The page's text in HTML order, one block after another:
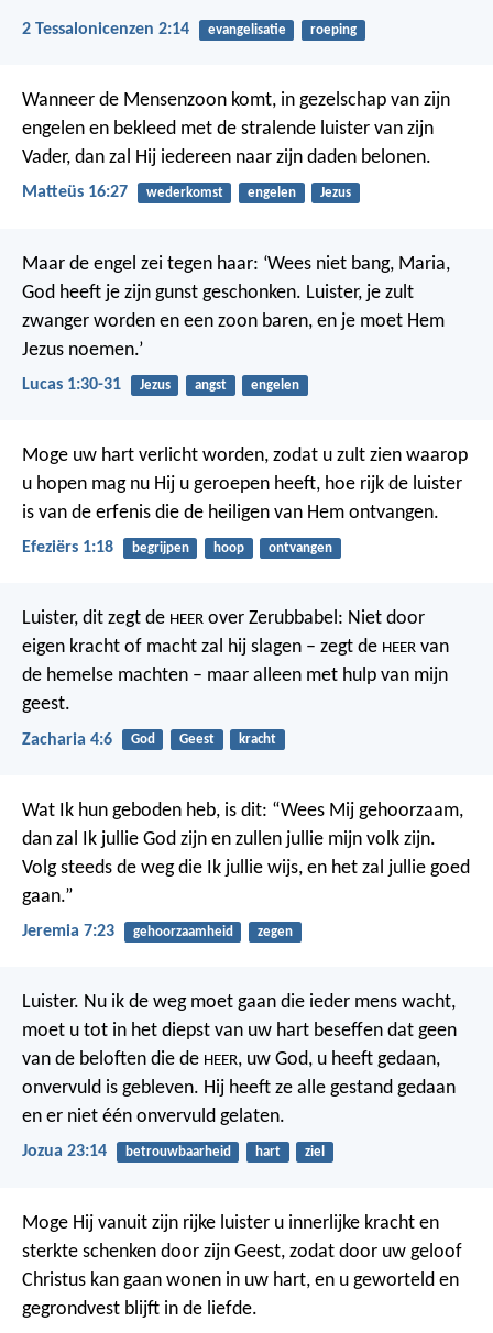
2 Tessalonicenzen 2:14 evangelisatie roeping
Wanneer de Mensenzoon komt, in gezelschap van zijn
engelen en bekleed met de stralende luister van zijn
Vader, dan zal Hij iedereen naar zijn daden belonen.
Matteüs 16:27 wederkomst engelen Jezus
Maar de engel zei tegen haar: ‘Wees niet bang, Maria,
God heeft je zijn gunst geschonken. Luister, je zult
zwanger worden en een zoon baren, en je moet Hem
Jezus noemen.’
Lucas 1:30-31 Jezus angst engelen
Moge uw hart verlicht worden, zodat u zult zien waarop
u hopen mag nu Hij u geroepen heeft, hoe rijk de luister
is van de erfenis die de heiligen van Hem ontvangen.
Efeziërs 1:18 begrijpen hoop ontvangen
Luister, dit zegt de HEER over Zerubbabel: Niet door
eigen kracht of macht zal hij slagen – zegt de HEER van
de hemelse machten – maar alleen met hulp van mijn
geest.
Zacharia 4:6 God Geest kracht
Wat Ik hun geboden heb, is dit: “Wees Mij gehoorzaam,
dan zal Ik jullie God zijn en zullen jullie mijn volk zijn.
Volg steeds de weg die Ik jullie wijs, en het zal jullie goed
gaan.”
Jeremia 7:23 gehoorzaamheid zegen
Luister. Nu ik de weg moet gaan die ieder mens wacht,
moet u tot in het diepst van uw hart beseffen dat geen
van de beloften die de HEER, uw God, u heeft gedaan,
onvervuld is gebleven. Hij heeft ze alle gestand gedaan
en er niet één onvervuld gelaten.
Jozua 23:14 betrouwbaarheid hart ziel
Moge Hij vanuit zijn rijke luister u innerlijke kracht en
sterkte schenken door zijn Geest, zodat door uw geloof
Christus kan gaan wonen in uw hart, en u geworteld en
gegrondvest blijft in de liefde.